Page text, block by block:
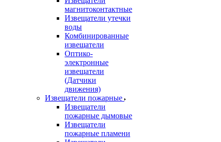
магнитоконтактные
Извещатели утечки
воды
Комбинированные
извещатели
Оптико-
электронные
извещатели
(Датчики
движения)
Извещатели пожарные
Извещатели
пожарные дымовые
Извещатели
пожарные пламени